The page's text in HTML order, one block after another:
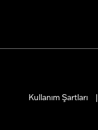
Kullanım Şartları